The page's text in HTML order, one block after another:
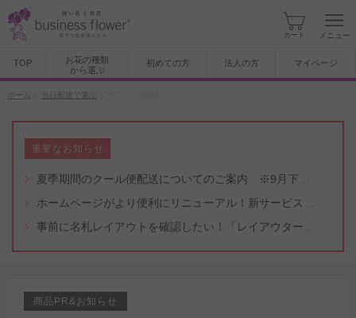
カート メニュー
TOP
お花の種類
から選ぶ
初めての方 法人の方 マイページ
ホーム 当日配送で選ぶ
重要なお知らせ
商品PR&お知らせ